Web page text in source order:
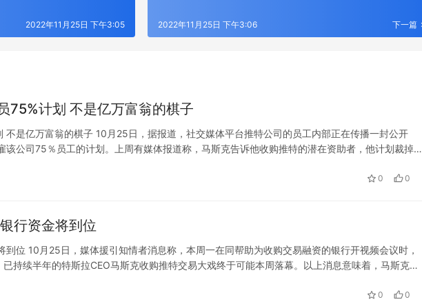
2022年11月25日 下午3:05 下一篇
2022年11月25日 下午3:06
75%计划 不是亿万富翁的棋子
不是亿万富翁的棋子 10月25日，据报道，社交媒体平台推特公司的员工内部正在传播一封公开
该公司75％员工的计划。上周有媒体报道称，马斯克告诉他收购推特的潜在资助者，他计划裁掉推
0 0
行资金将到位
到位 10月25日，媒体援引知情者消息称，本周一在同帮助为收购交易融资的银行开视频会议时，
持续半年的特斯拉CEO马斯克收购推特交易大戏终于可能本周落幕。以上消息意味着，马斯克计
0 0